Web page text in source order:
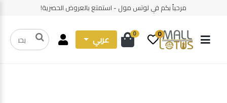
مرحباً بكم في لوتس مول - استمتع بالعروض الحصرية!
0
0 عربي